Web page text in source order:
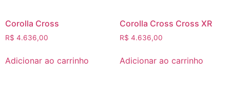
Corolla Cross
R$ 4.636,00
Adicionar ao carrinho
Corolla Cross Cross XR
R$ 4.636,00
Adicionar ao carrinho